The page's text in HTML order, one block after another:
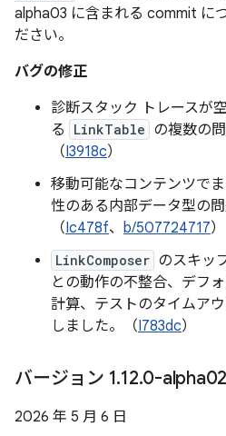
alpha03 に含まれる commit に
ださい。
バグの修正
診断スタック トレースが
る
LinkTable の複数の
（I3918c）
移動可能なコンテンツで
性のある内部データ型の問
（Ic478f、 b/507724717）
LinkComposer のスキッ
との動作の不整合、デフ
計算、テストのタイムア
しました。（I783dc）
バージョン 1.12.0-alpha02
2026 年 5 月 6 日